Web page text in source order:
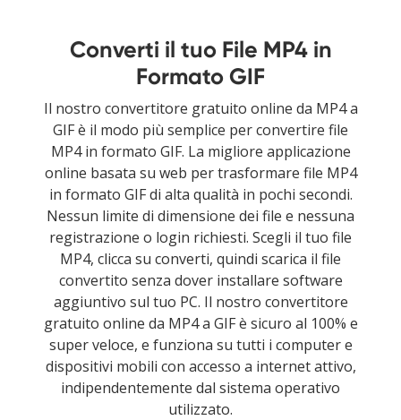
Converti il tuo File MP4 in
Formato GIF
Il nostro convertitore gratuito online da MP4 a
GIF è il modo più semplice per convertire file
MP4 in formato GIF. La migliore applicazione
online basata su web per trasformare file MP4
in formato GIF di alta qualità in pochi secondi.
Nessun limite di dimensione dei file e nessuna
registrazione o login richiesti. Scegli il tuo file
MP4, clicca su converti, quindi scarica il file
convertito senza dover installare software
aggiuntivo sul tuo PC. Il nostro convertitore
gratuito online da MP4 a GIF è sicuro al 100% e
super veloce, e funziona su tutti i computer e
dispositivi mobili con accesso a internet attivo,
indipendentemente dal sistema operativo
utilizzato.